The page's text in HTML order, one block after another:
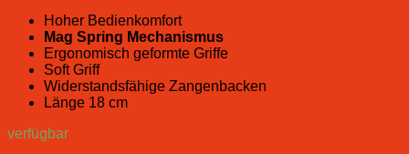
Hoher Bedienkomfort
Mag Spring Mechanismus
Ergonomisch geformte Griffe
Soft Griff
Widerstandsfähige Zangenbacken
Länge 18 cm
verfügbar